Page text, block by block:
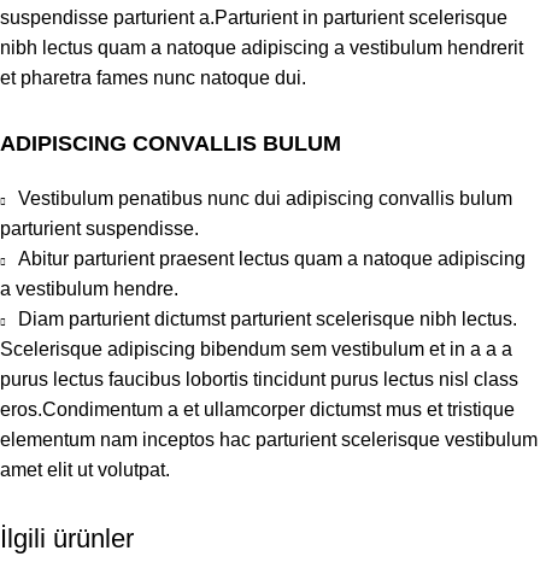
suspendisse parturient a.Parturient in parturient scelerisque
nibh lectus quam a natoque adipiscing a vestibulum hendrerit
et pharetra fames nunc natoque dui.
ADIPISCING CONVALLIS BULUM
Vestibulum penatibus nunc dui adipiscing convallis bulum
parturient suspendisse.
Abitur parturient praesent lectus quam a natoque adipiscing
a vestibulum hendre.
Diam parturient dictumst parturient scelerisque nibh lectus.
Scelerisque adipiscing bibendum sem vestibulum et in a a a
purus lectus faucibus lobortis tincidunt purus lectus nisl class
eros.Condimentum a et ullamcorper dictumst mus et tristique
elementum nam inceptos hac parturient scelerisque vestibulum
amet elit ut volutpat.
İlgili ürünler